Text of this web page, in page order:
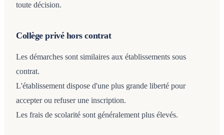
toute décision.
Collège privé hors contrat
Les démarches sont similaires aux établissements sous
contrat.
L'établissement dispose d'une plus grande liberté pour
accepter ou refuser une inscription.
Les frais de scolarité sont généralement plus élevés.